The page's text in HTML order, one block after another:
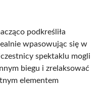
podkreśliła
wpasowując się w
spektaklu mogli
biegu i zrelaksować
elementem